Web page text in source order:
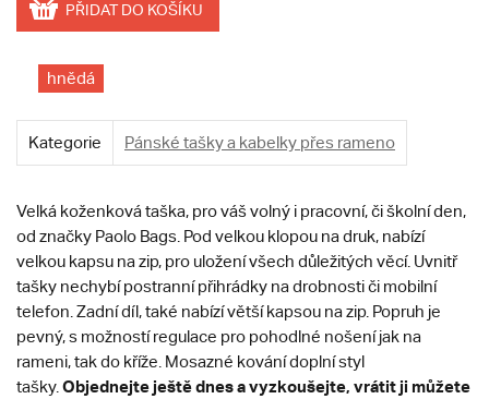
PŘIDAT DO KOŠÍKU
hnědá
Kategorie Pánské tašky a kabelky přes rameno
Velká koženková taška, pro váš volný i pracovní, či školní den,
od značky Paolo Bags. Pod velkou klopou na druk, nabízí
velkou kapsu na zip, pro uložení všech důležitých věcí. Uvnitř
tašky nechybí postranní přihrádky na drobnosti či mobilní
telefon. Zadní díl, také nabízí větší kapsou na zip. Popruh je
pevný, s možností regulace pro pohodlné nošení jak na
rameni, tak do kříže. Mosazné kování doplní styl
tašky. Objednejte ještě dnes a vyzkoušejte, vrátit ji můžete